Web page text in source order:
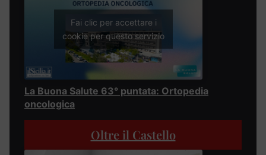
Fai clic per accettare i
cookie per questo servizio
La Buona Salute 63° puntata: Ortopedia
oncologica
Oltre il Castello